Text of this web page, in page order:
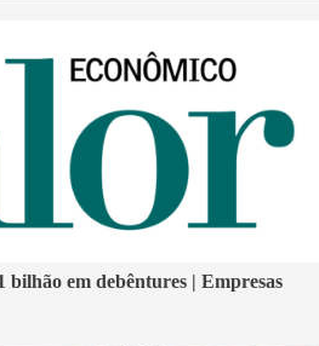
em debêntures | Empresas